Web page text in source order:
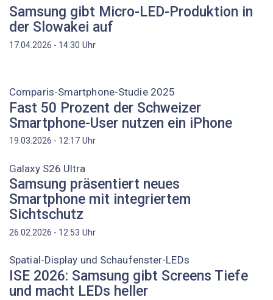
Samsung gibt Micro-LED-Produktion in
der Slowakei auf
17.04.2026 - 14:30 Uhr
Comparis-Smartphone-Studie 2025
Fast 50 Prozent der Schweizer
Smartphone-User nutzen ein iPhone
19.03.2026 - 12:17 Uhr
Galaxy S26 Ultra
Samsung präsentiert neues
Smartphone mit integriertem
Sichtschutz
26.02.2026 - 12:53 Uhr
Spatial-Display und Schaufenster-LEDs
ISE 2026: Samsung gibt Screens Tiefe
und macht LEDs heller